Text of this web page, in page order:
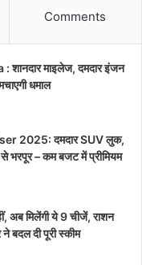
Comments
माइलेज, दमदार इंजन
धमाल
2025: दमदार SUV लुक,
भरपूर – कम बजट में प्रीमियम
अब मिलेंगी ये 9 चीजें, राशन
ने बदल दी पूरी स्कीम